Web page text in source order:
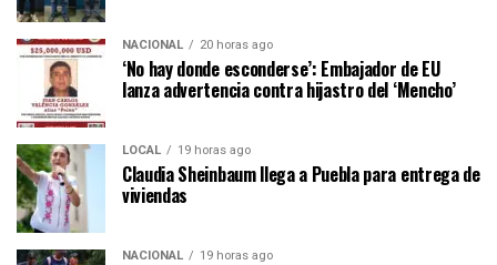
NACIONAL 20 horas ago
‘No hay donde esconderse’: Embajador de EU
lanza advertencia contra hijastro del ‘Mencho’
LOCAL 19 horas ago
Claudia Sheinbaum llega a Puebla para entrega de
viviendas
NACIONAL 19 horas ago